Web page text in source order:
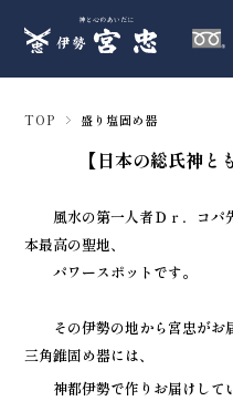
TOP 盛り塩固め器
【日本の総氏神と
風水の第一人者Ｄｒ．コパ
本最高の聖地、
パワースポットです。
その伊勢の地から宮忠がお
三角錐固め器には、
神都伊勢で作りお届けして